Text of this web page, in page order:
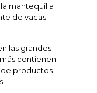
mantequilla
de vacas
las grandes
contienen
de productos